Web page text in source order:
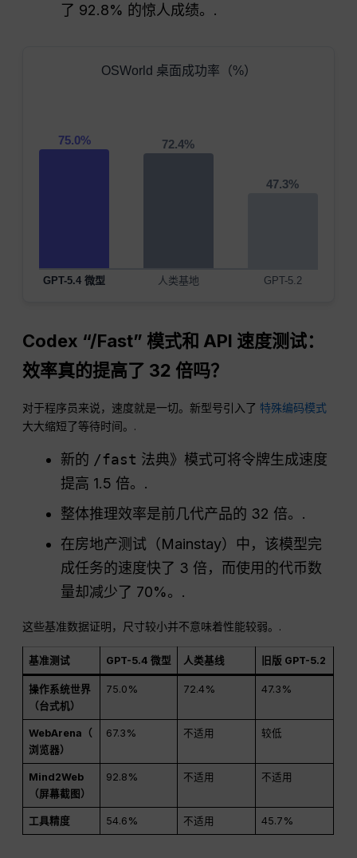
了 92.8% 的惊人成绩。.
OSWorld 桌面成功率（%）
75.0%
GPT-5.4 微型
72.4%
人类基地
47.3%
GPT-5.2
Codex “/Fast” 模式和 API 速度测试：
效率真的提高了 32 倍吗？
对于程序员来说，速度就是一切。新型号引入了特殊编码模式
大大缩短了等待时间。.
新的 /fast 法典》模式可将令牌生成速度
提高 1.5 倍。.
整体推理效率是前几代产品的 32 倍。.
在房地产测试（Mainstay）中，该模型完
成任务的速度快了 3 倍，而使用的代币数
量却减少了 70%。.
这些基准数据证明，尺寸较小并不意味着性能较弱。.
基准测试 GPT-5.4 微型 人类基线 旧版 GPT-5.2
操作系统世界
（台式机）
75.0% 72.4% 47.3%
WebArena（
浏览器）
67.3% 不适用 较低
Mind2Web
（屏幕截图）
92.8% 不适用 不适用
工具精度 54.6% 不适用 45.7%